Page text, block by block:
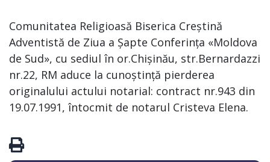
Comunitatea Religioasă Biserica Creștină
Adventistă de Ziua a Șapte Conferința «Moldova
de Sud», cu sediul în or.Chișinău, str.Bernardazzi
nr.22, RM aduce la cunoștință pierderea
originalului actului notarial: contract nr.943 din
19.07.1991, întocmit de notarul Cristeva Elena.